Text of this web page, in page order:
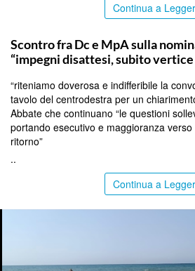
Continua a
Scontro fra Dc e MpA sulla
“impegni disattesi, subito vertice
“riteniamo doverosa e indifferibile la
tavolo del centrodestra per un
Abbate che continuano “le questioni
portando esecutivo e maggioranza
ritorno”
..
Continua a